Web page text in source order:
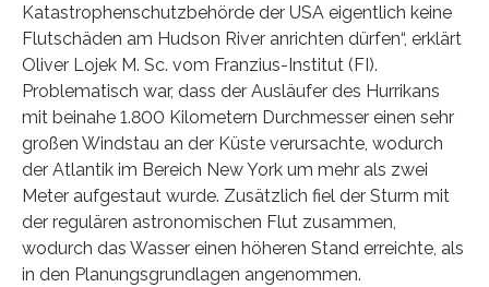
Katastrophenschutzbehörde der USA eigentlich keine
Flutschäden am Hudson River anrichten dürfen“, erklärt
Oliver Lojek M. Sc. vom Franzius-Institut (FI).
Problematisch war, dass der Ausläufer des Hurrikans
mit beinahe 1.800 Kilometern Durchmesser einen sehr
großen Windstau an der Küste verursachte, wodurch
der Atlantik im Bereich New York um mehr als zwei
Meter aufgestaut wurde. Zusätzlich fiel der Sturm mit
der regulären astronomischen Flut zusammen,
wodurch das Wasser einen höheren Stand erreichte, als
in den Planungsgrundlagen angenommen.